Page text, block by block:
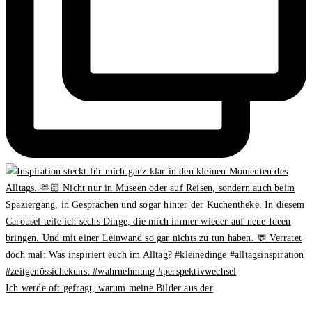
Ich werde oft gefragt, warum meine Bilder aus der